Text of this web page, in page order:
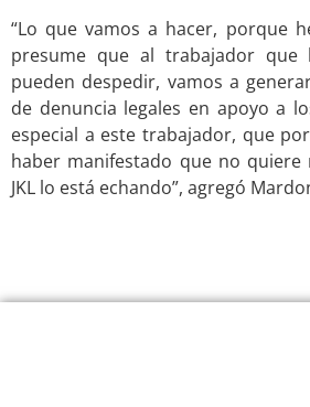
“Lo que vamos a hacer, porque
presume que al trabajador que
pueden despedir, vamos a
de denuncia legales en apoyo a
especial a este trabajador, que
haber manifestado que no quiere
JKL lo está echando”, agregó